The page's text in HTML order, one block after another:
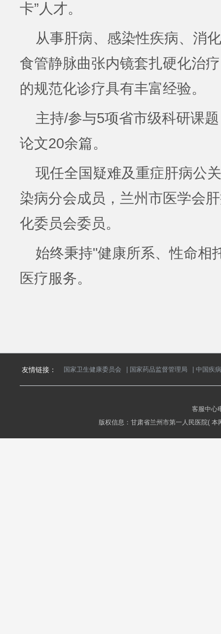
卡”人才。
从事肝病、感染性疾病、消
食管静脉曲张内镜套扎硬化治
的规范化诊疗具有丰富经验。
主持/参与5项省市级科研课
论文20余篇。
现任全国疑难及重症肝病公
染病分会成员，兰州市医学会
化委员会委员。
始终秉持"健康所系、性命相
医疗服务。
友情链接： 国家卫生健康委员会 国家药品监督管理局 中国疾
客服中心
版权信息：甘肃省兰州市第一人民医院(